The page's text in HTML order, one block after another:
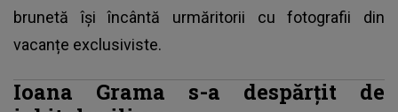
brunetă își încântă urmăritorii cu fotografii din
vacanțe exclusiviste.
Ioana Grama s-a despărțit de